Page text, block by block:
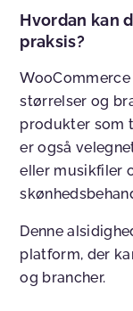
Hvordan kan
praksis?
størrelser og
produkter som
er også
eller musikfiler
Denne
platform, der
og brancher.